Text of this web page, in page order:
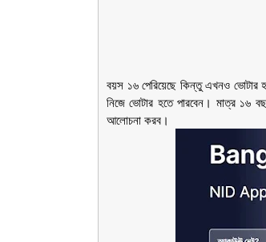
বয়স ১৬ পেরিয়েছে কিন্তু এখনও
নিজে ভোটার হতে পারবেন। মাত্র ১৬
আলোচনা করব।